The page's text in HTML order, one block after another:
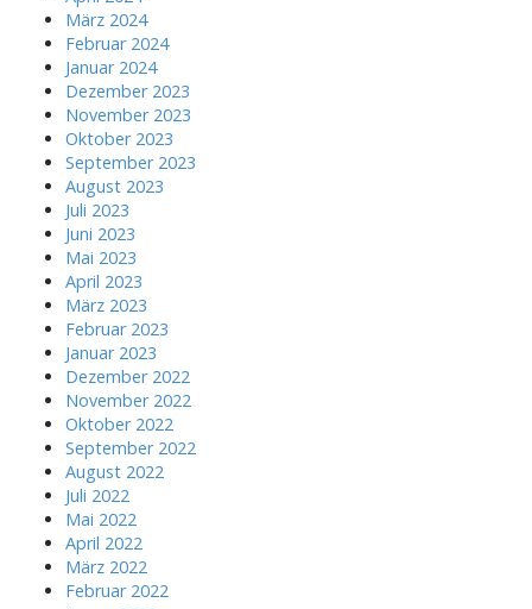
März 2024
Februar 2024
Januar 2024
Dezember 2023
November 2023
Oktober 2023
September 2023
August 2023
Juli 2023
Juni 2023
Mai 2023
April 2023
März 2023
Februar 2023
Januar 2023
Dezember 2022
November 2022
Oktober 2022
September 2022
August 2022
Juli 2022
Mai 2022
April 2022
März 2022
Februar 2022